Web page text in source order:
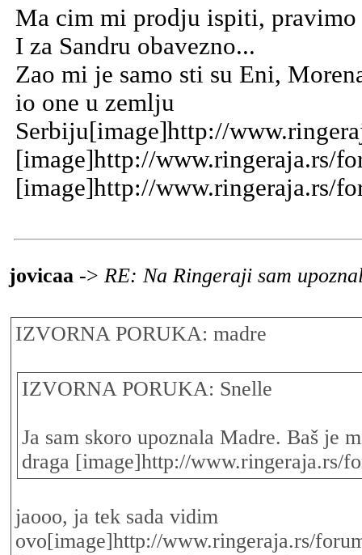
Ma cim mi prodju ispiti, pravimo
I za Sandru obavezno...
Zao mi je samo sti su Eni,
io one u zemlju
Serbiju[image]http://
[image]http://www.ringeraja.rs/
[image]http://www.ringeraja.rs/
jovicaa -> RE: Na Ringeraji sam
IZVORNA PORUKA: madre
IZVORNA PORUKA: Snelle
Ja sam skoro upoznala Madre. Baš je
draga [image]http://www.ringeraja.rs/
jaooo, ja tek sada vidim
ovo[image]http://www.ringeraja.rs/